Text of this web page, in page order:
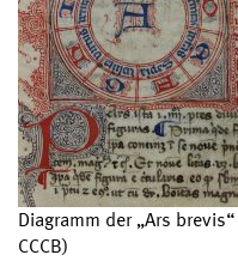
Diagramm der „Ars
CCCB)